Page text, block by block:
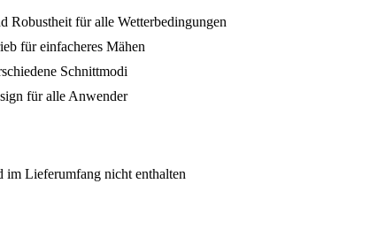
Robustheit für alle Wetterbedingungen
für einfacheres Mähen
Schnittmodi
für alle Anwender
im Lieferumfang nicht enthalten